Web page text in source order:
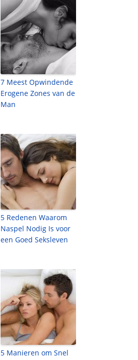
7 Meest Opwindende
Erogene Zones van de
Man
5 Redenen Waarom
Naspel Nodig Is voor
een Goed Seksleven
5 Manieren om Snel